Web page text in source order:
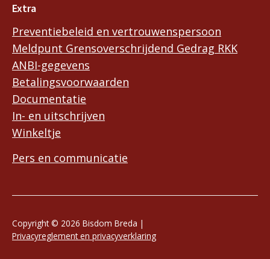
Extra
Preventiebeleid en vertrouwenspersoon
Meldpunt Grensoverschrijdend Gedrag RKK
ANBI-gegevens
Betalingsvoorwaarden
Documentatie
In- en uitschrijven
Winkeltje
Pers en communicatie
Copyright © 2026 Bisdom Breda |
Privacyreglement en privacyverklaring